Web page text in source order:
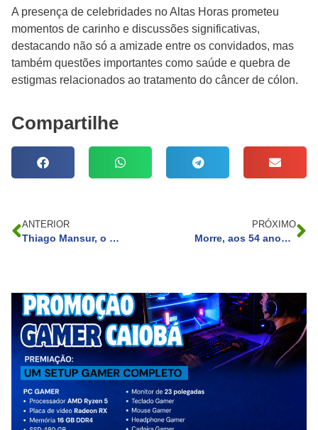
A presença de celebridades no Altas Horas prometeu
momentos de carinho e discussões significativas,
destacando não só a amizade entre os convidados, mas
também questões importantes como saúde e quebra de
estigmas relacionados ao tratamento do câncer de cólon.
Compartilhe
ANTERIOR
Thiago Mansur, o DJ brasileiro que teve um relacionamento com Britney Spears nos primeiros anos de 2000, quem é ele?
PRÓXIMO
Morre, aos 54 anos, Matthew Perry – também conhecido como Chandler de ‘Friends’